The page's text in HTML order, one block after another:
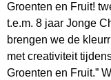
Groenten en Fruit!
t.e.m. 8 jaar Jonge
brengen we de
met creativiteit
Groenten en Fruit.”